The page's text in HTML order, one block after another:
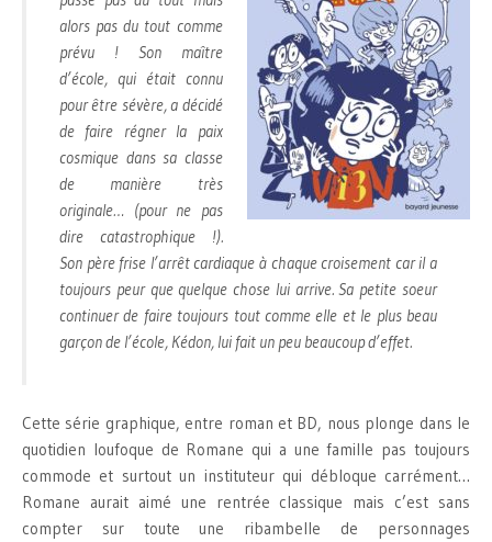
alors pas du tout comme
prévu ! Son maître
d’école, qui était connu
pour être sévère, a décidé
de faire régner la paix
cosmique dans sa classe
de manière très
originale… (pour ne pas
dire catastrophique !).
Son père frise l’arrêt cardiaque à chaque croisement car il a
toujours peur que quelque chose lui arrive. Sa petite soeur
continuer de faire toujours tout comme elle et le plus beau
garçon de l’école, Kédon, lui fait un peu beaucoup d’effet.
Cette série graphique, entre roman et BD, nous plonge dans le
quotidien loufoque de Romane qui a une famille pas toujours
commode et surtout un instituteur qui débloque carrément…
Romane aurait aimé une rentrée classique mais c’est sans
compter sur toute une ribambelle de personnages